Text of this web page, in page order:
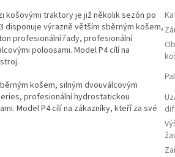
košovými traktory je již několik sezón po
disponuje výrazně větším sběrným košem,
profesionální řady, profesionální
poloosami. Model P4 cílí na
košem, silným dvouválcovým
profesionální hydrostatickou
Model P4 cílí na zákazníky, kteří za své